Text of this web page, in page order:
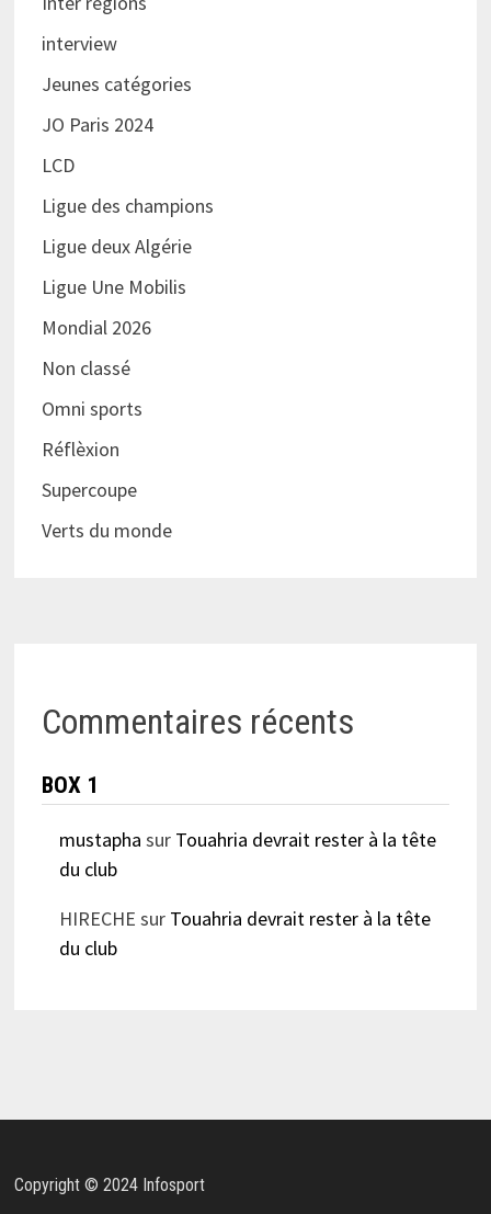
interview
Jeunes catégories
JO Paris 2024
LCD
Ligue des champions
Ligue deux Algérie
Ligue Une Mobilis
Mondial 2026
Non classé
Omni sports
Réflèxion
Supercoupe
Verts du monde
Commentaires récents
BOX 1
mustapha sur Touahria devrait rester à la tête
du club
HIRECHE sur Touahria devrait rester à la tête
du club
Copyright © 2024 Infosport